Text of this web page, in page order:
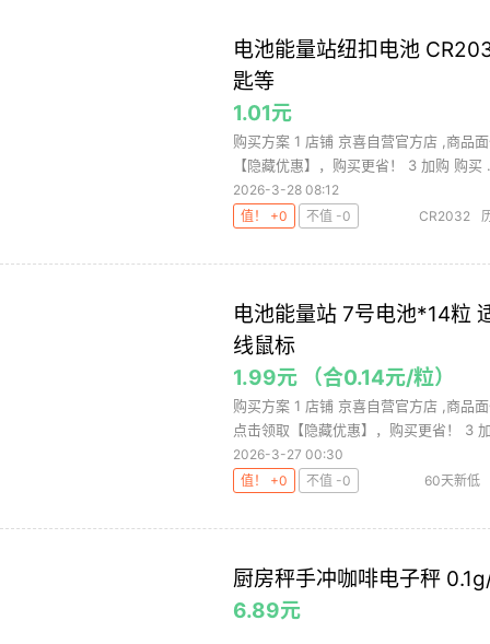
电池能量站纽扣电池
匙等
1.01元
购买方案 1 店铺 京喜自营官方店 ,商品
【隐藏优惠】，购买更省！ 3 加购 购买
2026-3-28 08:12
值！ +0
不值 -0 CR2032
电池能量站 7号电池*14粒
线鼠标
1.99元 （合0.14元/粒）
购买方案 1 店铺 京喜自营官方店 ,商品
点击领取【隐藏优惠】，购买更省！ 3
2026-3-27 00:30
值！ +0
不值 -0 60天新低
厨房秤手冲咖啡电子秤
6.89元